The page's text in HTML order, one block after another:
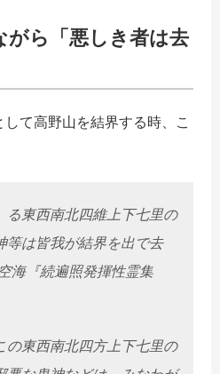
がら「悪しき者は去
て高野山を結界する時、こ
る東西南北四維上下七里の
等は皆我が結界を出で去
海『続遍照発揮性霊集
の東西南北四方上下七里の